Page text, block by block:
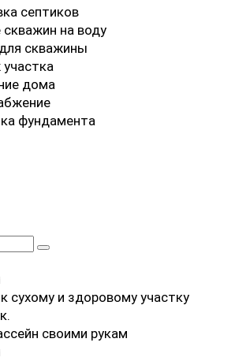
септиков
скважин на воду
скважины
дома
фундамента
сухому и здоровому участку